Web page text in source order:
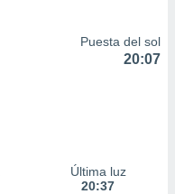
Puesta del sol
20:07
Última luz
20:37